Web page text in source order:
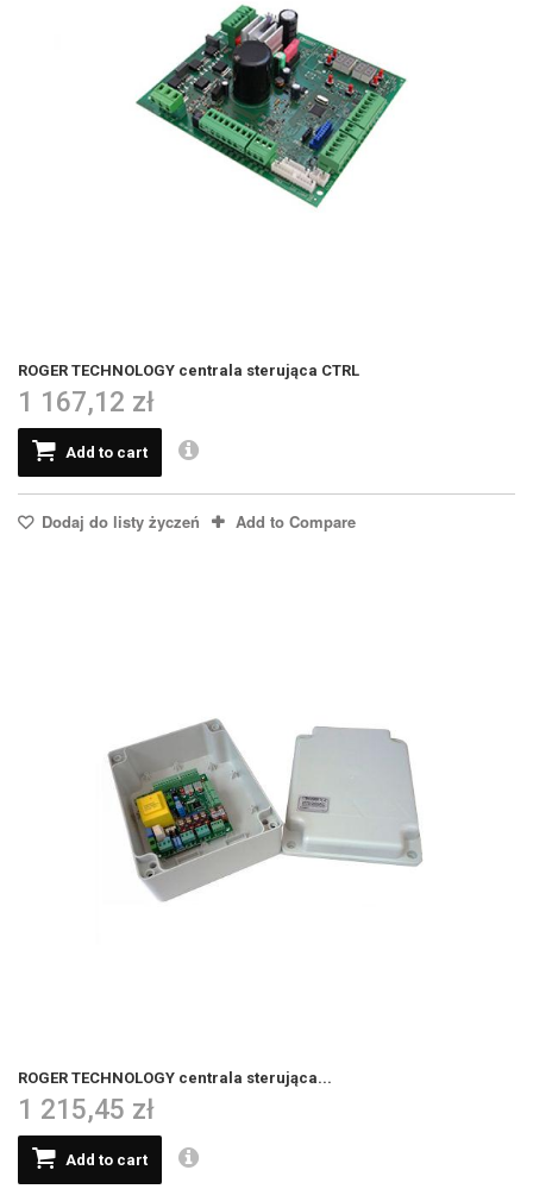
ROGER TECHNOLOGY centrala sterująca CTRL
1 167,12 zł
Add to cart
Dodaj do listy życzeń Add to Compare
ROGER TECHNOLOGY centrala sterująca...
1 215,45 zł
Add to cart